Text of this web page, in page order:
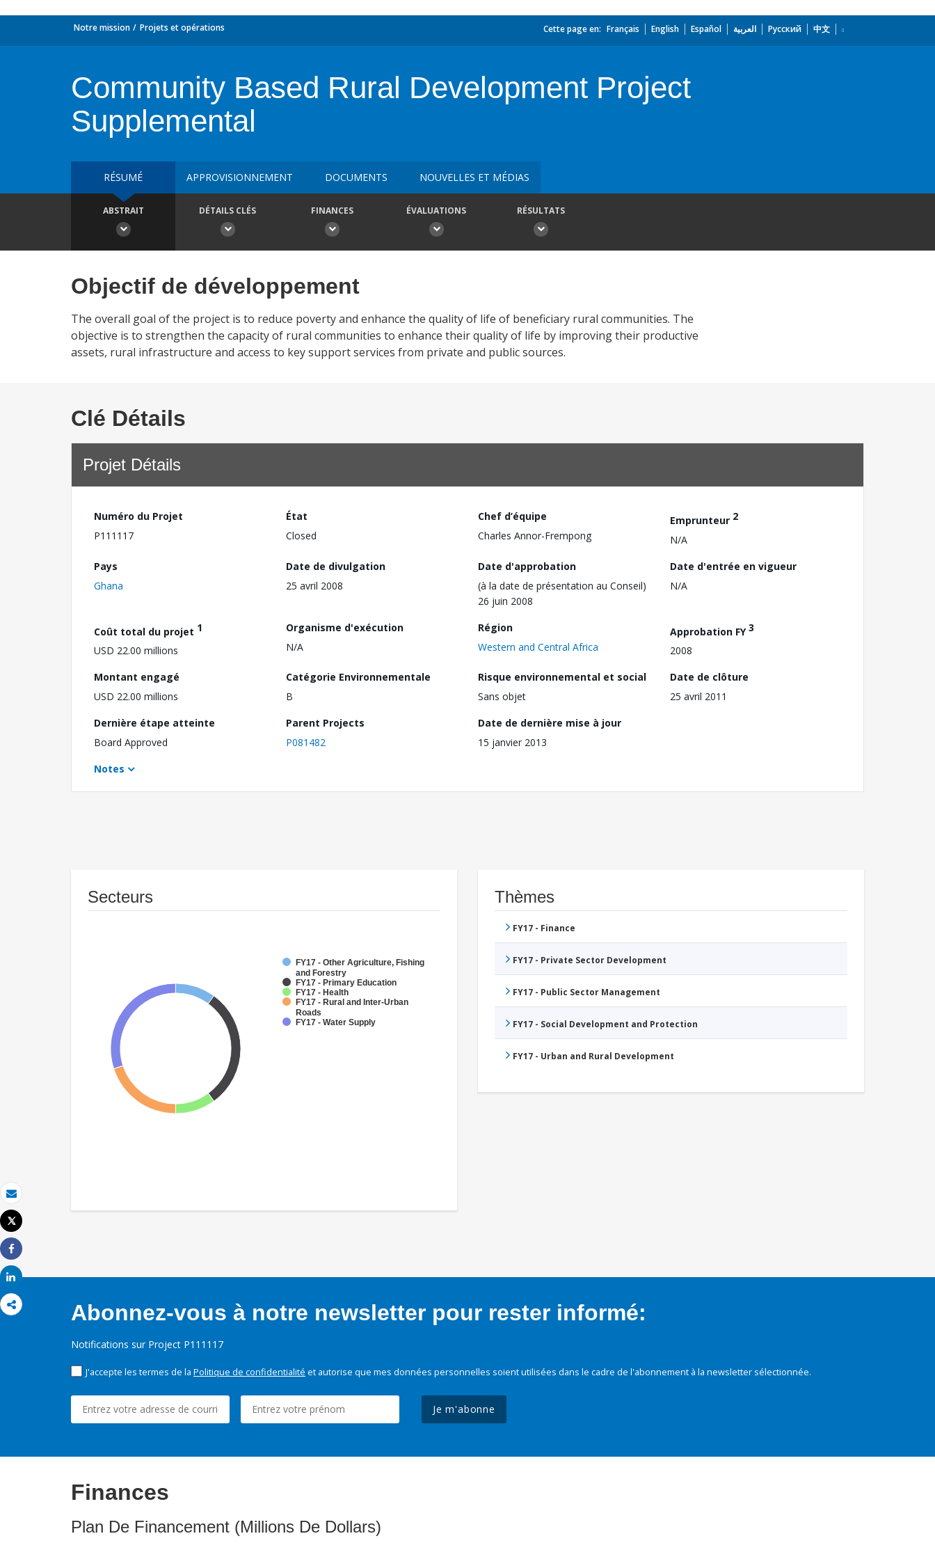
Email
Imprimer
Tweet
Share
Share
Notre mission Projets et opérations Cette page en: Français English Español العربية Русский 中文
Community Based Rural Development Project
Supplemental
RÉSUMÉ APPROVISIONNEMENT DOCUMENTS NOUVELLES ET MÉDIAS
ABSTRAIT DÉTAILS CLÉS FINANCES ÉVALUATIONS RÉSULTATS
Objectif de développement
The overall goal of the project is to reduce poverty and enhance the quality of life of beneficiary rural communities. The
objective is to strengthen the capacity of rural communities to enhance their quality of life by improving their productive
assets, rural infrastructure and access to key support services from private and public sources.
Clé Détails
Projet Détails
Numéro du Projet
P111117
État
Closed
Chef d’équipe
Charles Annor-Frempong
Emprunteur 2
N/A
Pays
Ghana
Date de divulgation
25 avril 2008
Date d'approbation
(à la date de présentation au Conseil)
26 juin 2008
Date d'entrée en vigueur
N/A
Coût total du projet 1
USD 22.00 millions
Organisme d'exécution
N/A
Région
Western and Central Africa
Approbation FY3
2008
Montant engagé
USD 22.00 millions
Catégorie Environnementale
B
Risque environnemental et social
Sans objet
Date de clôture
25 avril 2011
Dernière étape atteinte
Board Approved
Parent Projects
P081482
Date de dernière mise à jour
15 janvier 2013
Notes
Secteurs
FY17 - Other Agriculture, Fishing
and Forestry
FY17 - Primary Education
FY17 - Health
FY17 - Rural and Inter-Urban
Roads
FY17 - Water Supply
Thèmes
FY17 - Finance
FY17 - Private Sector Development
FY17 - Public Sector Management
FY17 - Social Development and Protection
FY17 - Urban and Rural Development
Abonnez-vous à notre newsletter pour rester informé:
Notifications sur Project P111117
J'accepte les termes de la Politique de confidentialité et autorise que mes données personnelles soient utilisées dans le cadre de l'abonnement à la newsletter sélectionnée.
Je m'abonne
Finances
Plan De Financement (Millions De Dollars)